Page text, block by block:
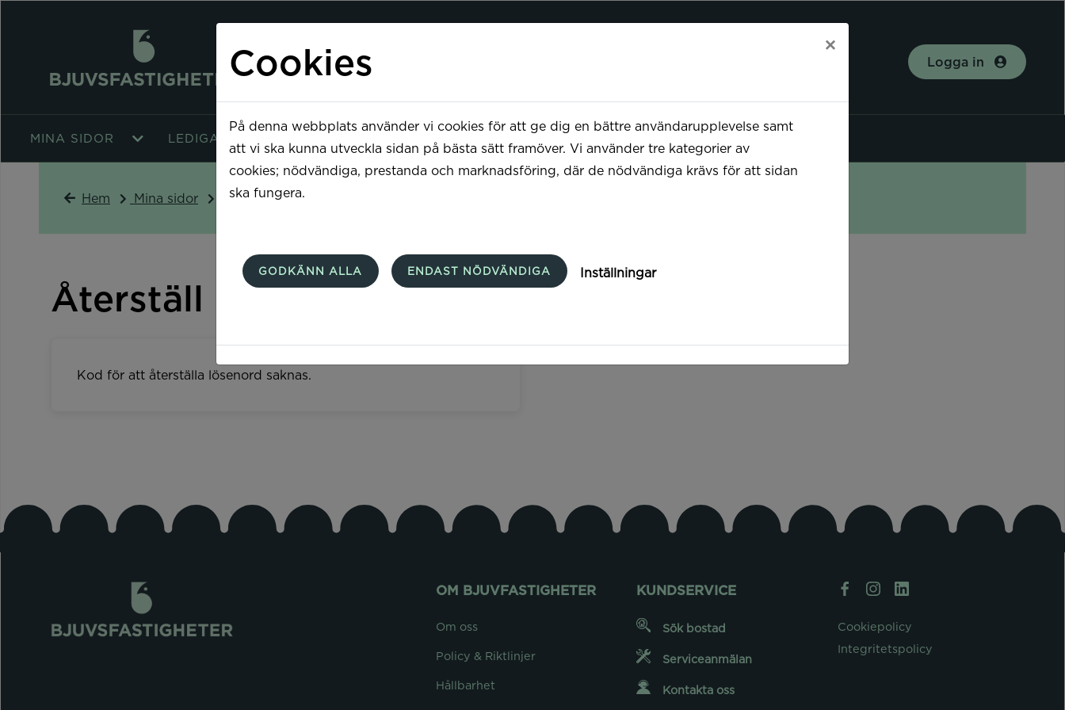
Logga in
MINA SIDOR LEDIGA LÄGENHETER
Hem Mina sidor Återställ lösenord
Återställ lösenord
Kod för att återställa lösenord saknas.
OM BJUVFASTIGHETER
Om oss
Policy & Riktlinjer
Hållbarhet
KUNDSERVICE
Sök bostad
Serviceanmälan
Kontakta oss
Cookiepolicy
Integritetspolicy
Cookies ×
På denna webbplats använder vi cookies för att ge dig en bättre användarupplevelse samt
att vi ska kunna utveckla sidan på bästa sätt framöver. Vi använder tre kategorier av
cookies; nödvändiga, prestanda och marknadsföring, där de nödvändiga krävs för att sidan
ska fungera.
GODKÄNN ALLA ENDAST NÖDVÄNDIGA Inställningar